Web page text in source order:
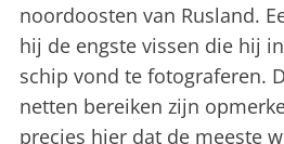
noordoosten van Rusland.
hij de engste vissen die hij
schip vond te fotograferen.
netten bereiken zijn
precies hier dat de meeste